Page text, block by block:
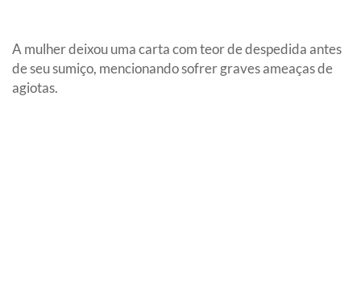
A mulher deixou uma carta com teor de despedida antes
de seu sumiço, mencionando sofrer graves ameaças de
agiotas.